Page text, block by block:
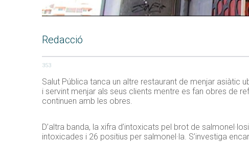
Redacció
353
Salut Pública tanca un altre restaurant de menjar asiàtic
i servint menjar als seus clients mentre es fan obres de
continuen amb les obres.
D’altra banda, la xifra d’intoxicats pel brot de
intoxicades i 26 positius per salmonel·la. S’investiga